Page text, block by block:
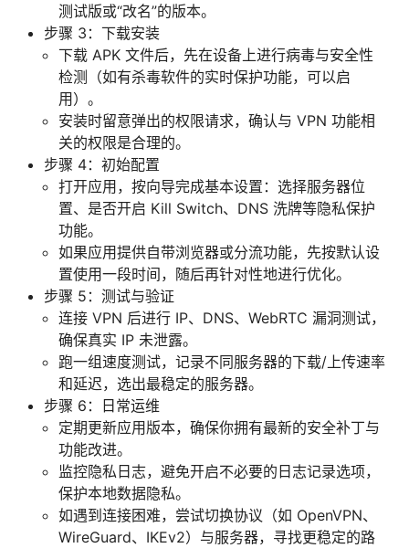
测试版或“改名”的版本。
步骤 3：下载安装
下载 APK 文件后，先在设备上进行病毒与安全性
检测（如有杀毒软件的实时保护功能，可以启
用）。
安装时留意弹出的权限请求，确认与 VPN 功能相
关的权限是合理的。
步骤 4：初始配置
打开应用，按向导完成基本设置：选择服务器位
置、是否开启 Kill Switch、DNS 洗牌等隐私保护
功能。
如果应用提供自带浏览器或分流功能，先按默认设
置使用一段时间，随后再针对性地进行优化。
步骤 5：测试与验证
连接 VPN 后进行 IP、DNS、WebRTC 漏洞测试，
确保真实 IP 未泄露。
跑一组速度测试，记录不同服务器的下载/上传速率
和延迟，选出最稳定的服务器。
步骤 6：日常运维
定期更新应用版本，确保你拥有最新的安全补丁与
功能改进。
监控隐私日志，避免开启不必要的日志记录选项，
保护本地数据隐私。
如遇到连接困难，尝试切换协议（如 OpenVPN、
WireGuard、IKEv2）与服务器，寻找更稳定的路